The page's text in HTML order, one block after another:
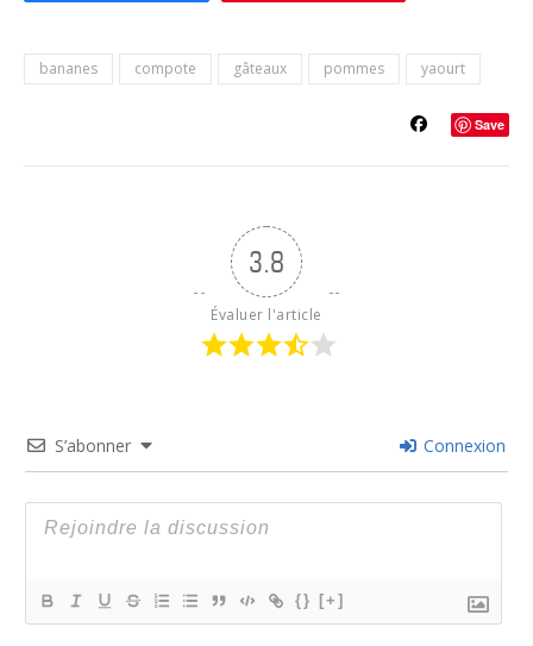
bananes compote gâteaux pommes yaourt
Save
3.8
Évaluer l'article
S’abonner Connexion
{} [+]